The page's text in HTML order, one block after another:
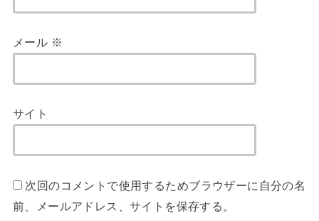
メール ※
サイト
次回のコメントで使用するためブラウザーに自分の名
前、メールアドレス、サイトを保存する。